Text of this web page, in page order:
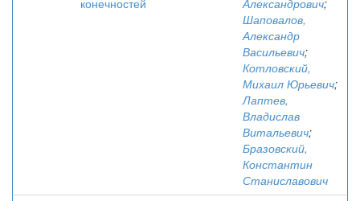
конечностей Александрович;
Шаповалов,
Александр
Васильевич;
Котловский,
Михаил Юрьевич;
Лаптев,
Владислав
Витальевич;
Бразовский,
Константин
Станиславович